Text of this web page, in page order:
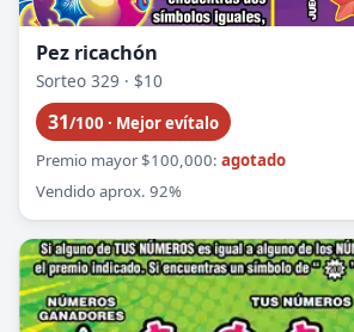
Pez ricachón
Sorteo 329 · $10
31/100 · Mejor evítalo
Premio mayor $100,000: agotado
Vendido aprox. 92%